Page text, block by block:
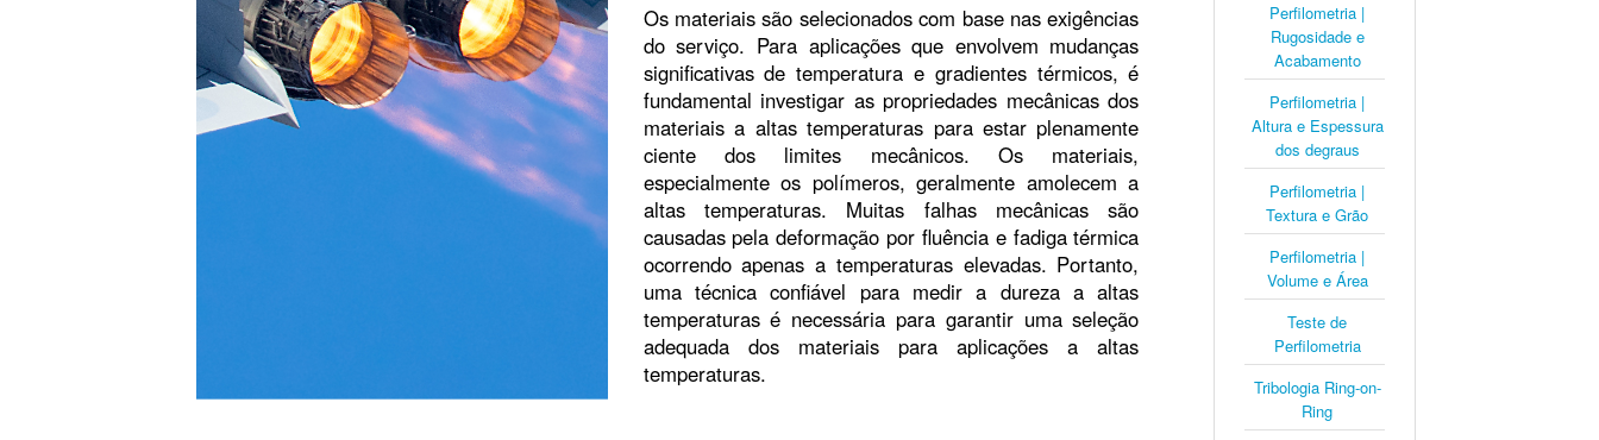
Os materiais são selecionados com base nas exigências
do serviço. Para aplicações que envolvem mudanças
significativas de temperatura e gradientes térmicos, é
fundamental investigar as propriedades mecânicas dos
materiais a altas temperaturas para estar plenamente
ciente dos limites mecânicos. Os materiais,
especialmente os polímeros, geralmente amolecem a
altas temperaturas. Muitas falhas mecânicas são
causadas pela deformação por fluência e fadiga térmica
ocorrendo apenas a temperaturas elevadas. Portanto,
uma técnica confiável para medir a dureza a altas
temperaturas é necessária para garantir uma seleção
adequada dos materiais para aplicações a altas
temperaturas.
Perfilometria |
Rugosidade e
Acabamento
Perfilometria |
Altura e Espessura
dos degraus
Perfilometria |
Textura e Grão
Perfilometria |
Volume e Área
Teste de
Perfilometria
Tribologia Ring-on-
Ring